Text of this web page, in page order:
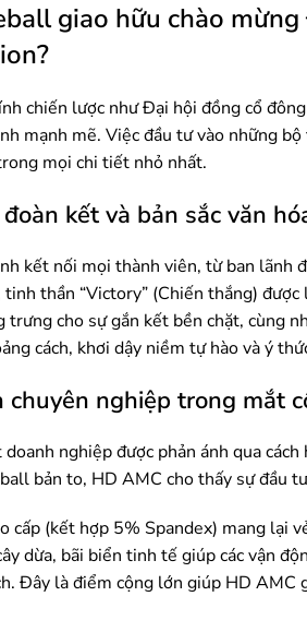
giao hữu chào
chiến lược như Đại hội đồng cổ
mạnh mẽ. Việc đầu tư vào những
mọi chi tiết nhỏ nhất.
kết và bản sắc văn
kết nối mọi thành viên, từ ban lãnh
thần “Victory” (Chiến thắng)
trưng cho sự gắn kết bền chặt, cùng
cách, khơi dậy niềm tự hào và ý
nghiệp trong mắt
nghiệp được phản ánh qua
bản to, HD AMC cho thấy sự đầu
cấp (kết hợp 5% Spandex) mang lại
dừa, bãi biển tinh tế giúp các vận
Đây là điểm cộng lớn giúp HD AMC